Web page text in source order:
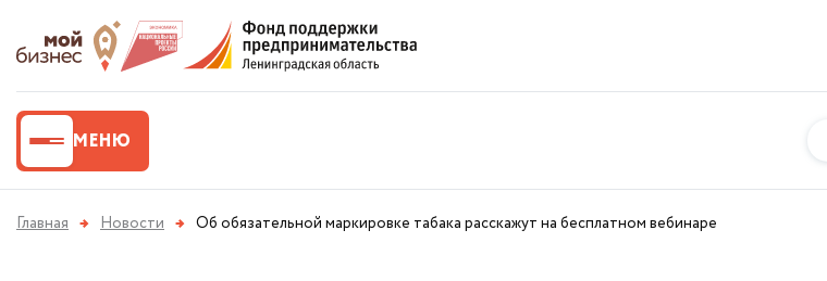
МЕНЮ
Главная → Новости → Об обязательной маркировке табака расскажут на бесплатном вебинаре